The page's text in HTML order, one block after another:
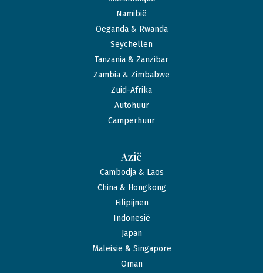
Namibië
Oeganda & Rwanda
Seychellen
Tanzania & Zanzibar
Zambia & Zimbabwe
Zuid-Afrika
Autohuur
Camperhuur
Azië
Cambodja & Laos
China & Hongkong
Filipijnen
Indonesië
Japan
Maleisië & Singapore
Oman